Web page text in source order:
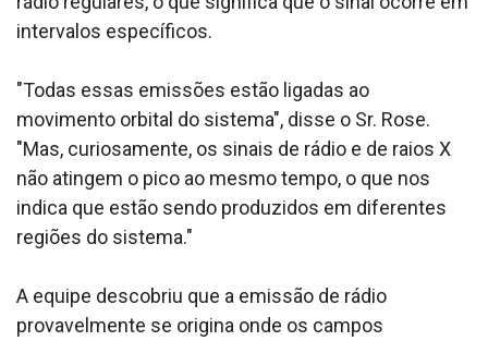
intervalos específicos.
"Todas essas emissões estão ligadas ao
movimento orbital do sistema", disse o Sr. Rose.
"Mas, curiosamente, os sinais de rádio e de raios X
não atingem o pico ao mesmo tempo, o que nos
indica que estão sendo produzidos em diferentes
regiões do sistema."
A equipe descobriu que a emissão de rádio
provavelmente se origina onde os campos